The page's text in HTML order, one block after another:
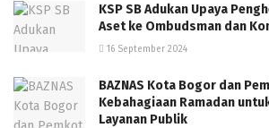
KSP SB Adukan Upaya
Aset ke Ombudsman dan
16 September 2024
BAZNAS Kota Bogor dan
Kebahagiaan Ramadan
Layanan Publik